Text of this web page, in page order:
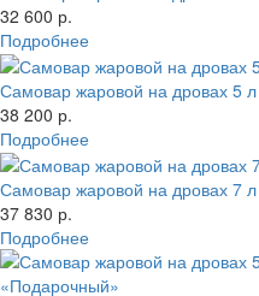
32 600 р.
Подробнее
Самовар жаровой на дровах 5
38 200 р.
Подробнее
Самовар жаровой на дровах 7
37 830 р.
Подробнее